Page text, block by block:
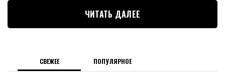
ЧИТАТЬ ДАЛЕЕ
СВЕЖЕЕ ПОПУЛЯРНОЕ